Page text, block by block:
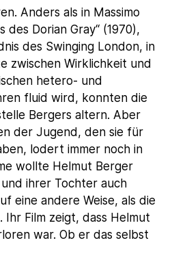
Anders als in Massimo
des Dorian Gray“ (1970),
des Swinging London, in
zwischen Wirklichkeit und
hetero- und
fluid wird, konnten die
Bergers altern. Aber
der Jugend, den sie für
lodert immer noch in
wollte Helmut Berger
ihrer Tochter auch
eine andere Weise, als die
Film zeigt, dass Helmut
war. Ob er das selbst